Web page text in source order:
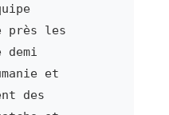
près les
demi
et
des